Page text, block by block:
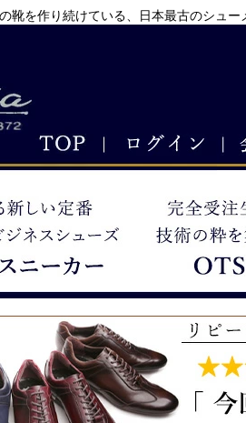
靴を作り続けている、日本最古のシュ